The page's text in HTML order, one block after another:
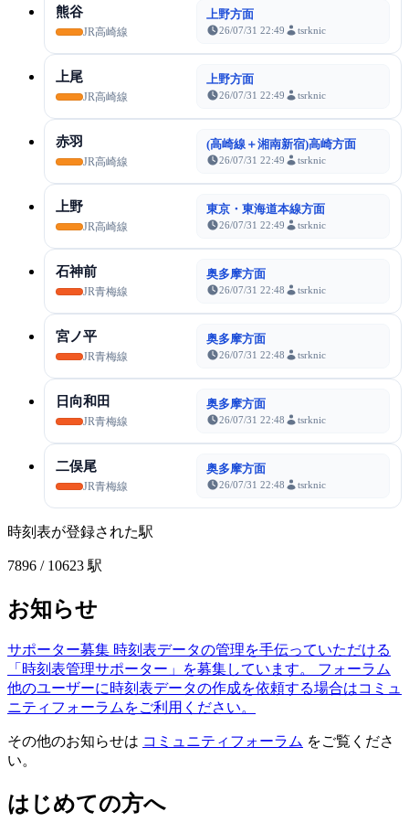
熊谷
JR高崎線
上野方面
26/07/31 22:49 tsrknic
上尾
JR高崎線
上野方面
26/07/31 22:49 tsrknic
赤羽
JR高崎線
(高崎線＋湘南新宿)高崎方面
26/07/31 22:49 tsrknic
上野
JR高崎線
東京・東海道本線方面
26/07/31 22:49 tsrknic
石神前
JR青梅線
奥多摩方面
26/07/31 22:48 tsrknic
宮ノ平
JR青梅線
奥多摩方面
26/07/31 22:48 tsrknic
日向和田
JR青梅線
奥多摩方面
26/07/31 22:48 tsrknic
二俣尾
JR青梅線
奥多摩方面
26/07/31 22:48 tsrknic
時刻表が登録された駅
7896 / 10623 駅
お知らせ
サポーター募集 時刻表データの管理を手伝っていただける
「時刻表管理サポーター」を募集しています。
フォーラム
他のユーザーに時刻表データの作成を依頼する場合はコミュ
ニティフォーラムをご利用ください。
その他のお知らせは コミュニティフォーラム をご覧くださ
い。
はじめての方へ